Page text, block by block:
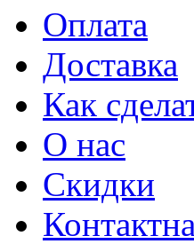
Оплата
Доставка
Как
О нас
Скидки